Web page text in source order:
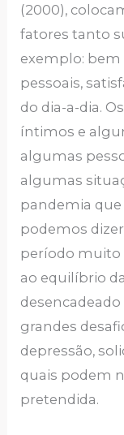
(2000),
fatores tanto
exemplo: bem
pessoais,
do dia-a-dia.
íntimos e
algumas
algumas
pandemia
podemos
período muito
ao equilíbrio
grandes
depressão,
quais podem
pretendida.